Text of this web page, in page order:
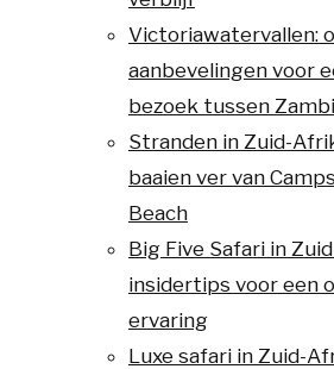
Victoriawatervallen:
aanbevelingen voor
bezoek tussen
Stranden in Zuid-
baaien ver van
Beach
Big Five Safari in
insidertips voor een
ervaring
Luxe safari in Zuid-